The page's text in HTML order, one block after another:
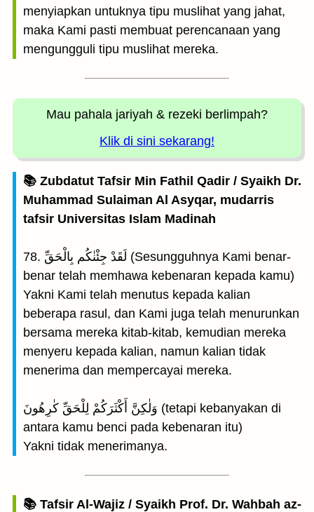
menyiapkan untuknya tipu muslihat yang jahat,
maka Kami pasti membuat perencanaan yang
mengungguli tipu muslihat mereka.
Mau pahala jariyah & rezeki berlimpah?
Klik di sini sekarang!
📚 Zubdatut Tafsir Min Fathil Qadir / Syaikh Dr.
Muhammad Sulaiman Al Asyqar, mudarris
tafsir Universitas Islam Madinah
78. لَقَدْ جِئْنٰكُم بِالْحَقِّ (Sesungguhnya Kami benar-
benar telah memhawa kebenaran kepada kamu)
Yakni Kami telah menutus kepada kalian
beberapa rasul, dan Kami juga telah menurunkan
bersama mereka kitab-kitab, kemudian mereka
menyeru kepada kalian, namun kalian tidak
menerima dan mempercayai mereka.
وَلٰكِنَّ أَكْثَرَكُمْ لِلْحَقِّ كٰرِهُونَ (tetapi kebanyakan di
antara kamu benci pada kebenaran itu)
Yakni tidak menerimanya.
📚 Tafsir Al-Wajiz / Syaikh Prof. Dr. Wahbah az-